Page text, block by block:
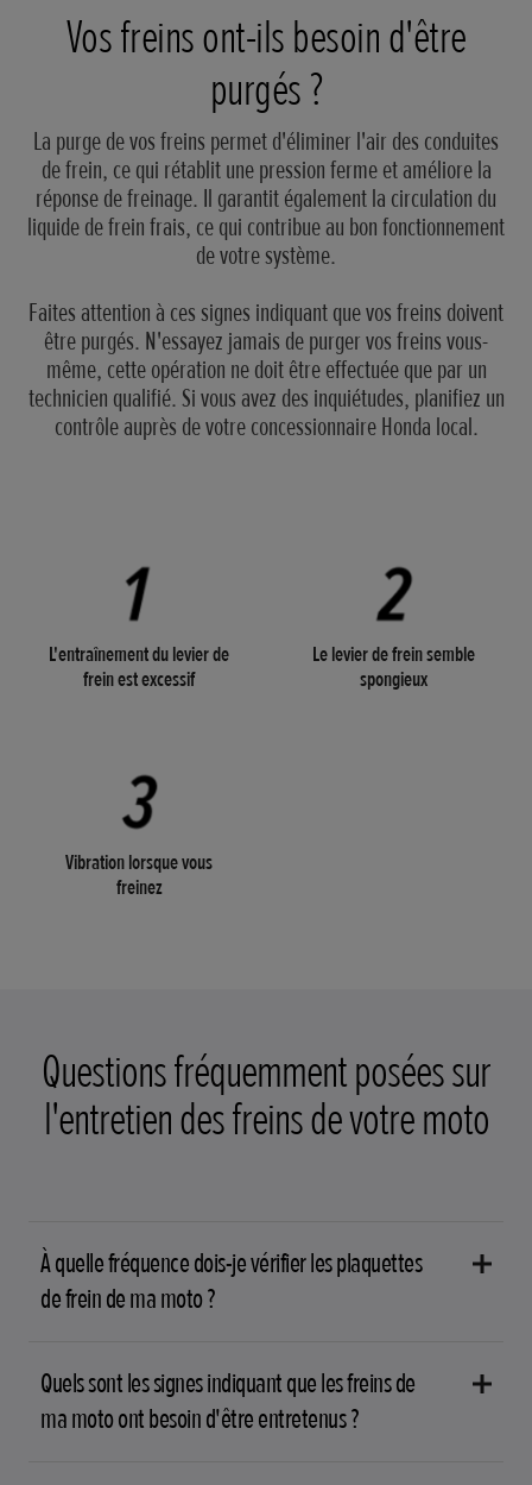
Vos freins ont-ils besoin d'être
purgés ?
La purge de vos freins permet d'éliminer l'air des conduites
de frein, ce qui rétablit une pression ferme et améliore la
réponse de freinage. Il garantit également la circulation du
liquide de frein frais, ce qui contribue au bon fonctionnement
de votre système.
Faites attention à ces signes indiquant que vos freins doivent
être purgés. N'essayez jamais de purger vos freins vous-
même, cette opération ne doit être effectuée que par un
technicien qualifié. Si vous avez des inquiétudes, planifiez un
contrôle auprès de votre concessionnaire Honda local.
L'entraînement du levier de
frein est excessif
Le levier de frein semble
spongieux
Vibration lorsque vous
freinez
Questions fréquemment posées sur
l'entretien des freins de votre moto
À quelle fréquence dois-je vérifier les plaquettes
de frein de ma moto ?
Quels sont les signes indiquant que les freins de
ma moto ont besoin d'être entretenus ?